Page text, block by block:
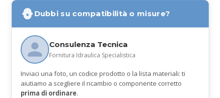
Dubbi su compatibilità o misure?
Consulenza Tecnica
Fornitura Idraulica Specialistica
Inviaci una foto, un codice prodotto o la lista materiali: ti
aiutiamo a scegliere il ricambio o componente corretto
prima di ordinare.